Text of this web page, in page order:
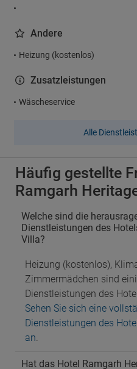
Andere
Heizung (kostenlos)
Zusatzleistungen
Wäscheservice
Alle
Häufig gestellte
Ramgarh
Welche sind die
Dienstleistungen des
Villa?
Heizung (kostenlos),
Zimmermädchen sind
Dienstleistungen des
Sehen Sie sich eine
Dienstleistungen des
an.
Hat das Hotel Ramgarh